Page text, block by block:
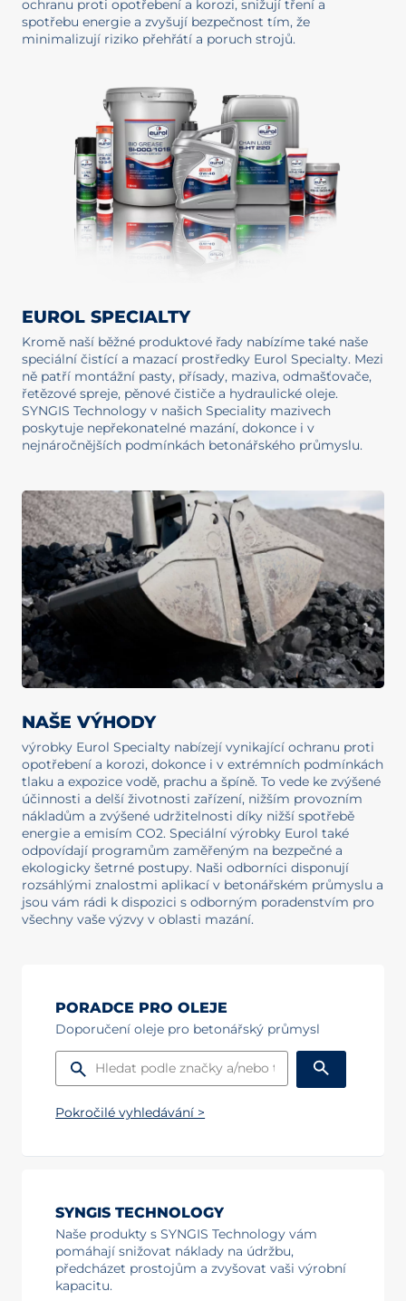
ochranu proti opotřebení a korozi, snižují tření a
spotřebu energie a zvyšují bezpečnost tím, že
minimalizují riziko přehřátí a poruch strojů.
EUROL SPECIALTY
Kromě naší běžné produktové řady nabízíme také naše
speciální čistící a mazací prostředky Eurol Specialty. Mezi
ně patří montážní pasty, přísady, maziva, odmašťovače,
řetězové spreje, pěnové čističe a hydraulické oleje.
SYNGIS Technology v našich Speciality mazivech
poskytuje nepřekonatelné mazání, dokonce i v
nejnáročnějších podmínkách betonářského průmyslu.
NAŠE VÝHODY
výrobky Eurol Specialty nabízejí vynikající ochranu proti
opotřebení a korozi, dokonce i v extrémních podmínkách
tlaku a expozice vodě, prachu a špíně. To vede ke zvýšené
účinnosti a delší životnosti zařízení, nižším provozním
nákladům a zvýšené udržitelnosti díky nižší spotřebě
energie a emisím CO2. Speciální výrobky Eurol také
odpovídají programům zaměřeným na bezpečné a
ekologicky šetrné postupy. Naši odborníci disponují
rozsáhlými znalostmi aplikací v betonářském průmyslu a
jsou vám rádi k dispozici s odborným poradenstvím pro
všechny vaše výzvy v oblasti mazání.
PORADCE PRO OLEJE
Doporučení oleje pro betonářský průmysl
Pokročilé vyhledávání >
SYNGIS TECHNOLOGY
Naše produkty s SYNGIS Technology vám
pomáhají snižovat náklady na údržbu,
předcházet prostojům a zvyšovat vaši výrobní
kapacitu.